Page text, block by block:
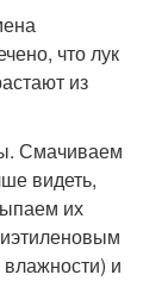
что лук
из
Смачиваем
видеть,
их
и